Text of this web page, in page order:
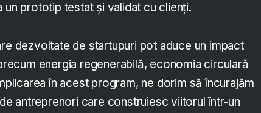
un prototip testat și validat cu clienți.
dezvoltate de startupuri pot aduce un impact
energia regenerabilă, economia circulară
în acest program, ne dorim să încurajăm
antreprenori care construiesc viitorul într-un